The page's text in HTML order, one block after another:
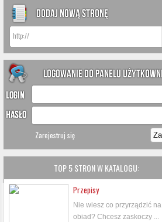
Zarejestruj się
TOP 5 STRON W KATALOGU:
Przepisy
Nie wiesz co przyrządzić na
obiad? Chcesz zaskoczy ...